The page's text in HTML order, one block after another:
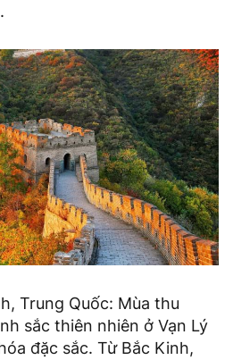
Trung Quốc: Mùa thu
sắc thiên nhiên ở Vạn Lý
đặc sắc. Từ Bắc Kinh,